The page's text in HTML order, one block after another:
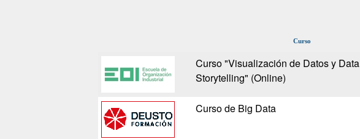
Curso
Curso "Visualización de Datos y Data
Storytelling" (Online)
Curso de Big Data